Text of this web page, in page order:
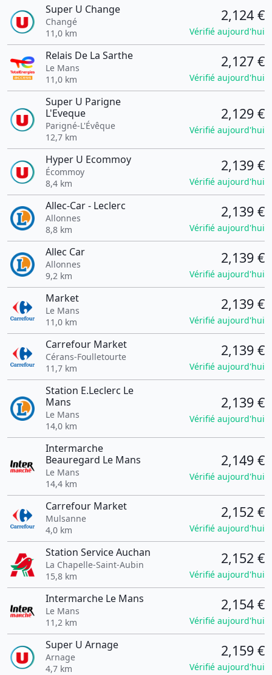
Super U Change
Changé
11,0 km
2,124 €
Vérifié aujourd'hui
Relais De La Sarthe
Le Mans
11,0 km
2,127 €
Vérifié aujourd'hui
Super U Parigne
L'Eveque
Parigné-L'Évêque
12,7 km
2,129 €
Vérifié aujourd'hui
Hyper U Ecommoy
Écommoy
8,4 km
2,139 €
Vérifié aujourd'hui
Allec-Car - Leclerc
Allonnes
8,8 km
2,139 €
Vérifié aujourd'hui
Allec Car
Allonnes
9,2 km
2,139 €
Vérifié aujourd'hui
Market
Le Mans
11,0 km
2,139 €
Vérifié aujourd'hui
Carrefour Market
Cérans-Foulletourte
11,7 km
2,139 €
Vérifié aujourd'hui
Station E.Leclerc Le
Mans
Le Mans
14,0 km
2,139 €
Vérifié aujourd'hui
Intermarche
Beauregard Le Mans
Le Mans
14,4 km
2,149 €
Vérifié aujourd'hui
Carrefour Market
Mulsanne
4,0 km
2,152 €
Vérifié aujourd'hui
Station Service Auchan
La Chapelle-Saint-Aubin
15,8 km
2,152 €
Vérifié aujourd'hui
Intermarche Le Mans
Le Mans
11,2 km
2,154 €
Vérifié aujourd'hui
Super U Arnage
Arnage
4,7 km
2,159 €
Vérifié aujourd'hui